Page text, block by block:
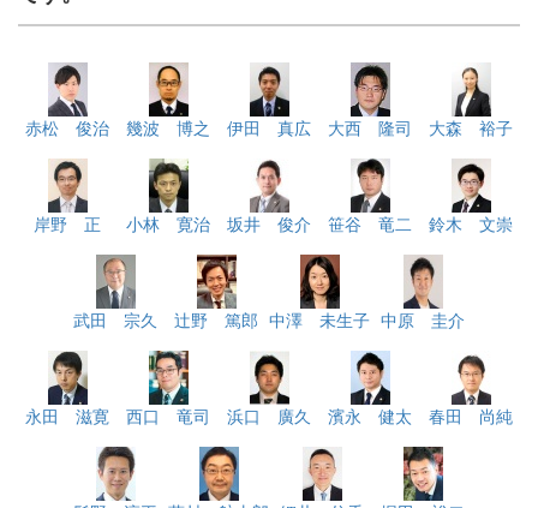
赤松 俊治 幾波 博之 伊田 真広 大西 隆司 大森 裕子
岸野 正 小林 寛治 坂井 俊介 笹谷 竜二 鈴木 文崇
武田 宗久 辻野 篤郎 中澤 未生子 中原 圭介
永田 滋寛 西口 竜司 浜口 廣久 濱永 健太 春田 尚純